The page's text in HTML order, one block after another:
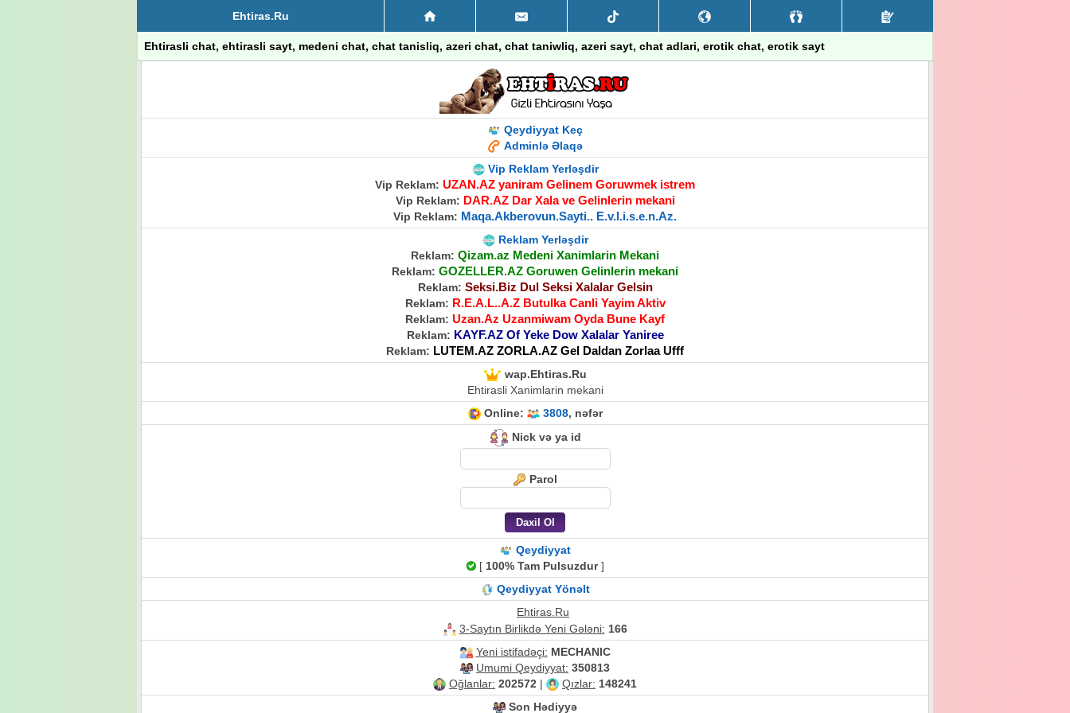
Ehtiras.Ru
Ehtirasli chat, ehtirasli sayt, medeni chat, chat tanisliq, azeri chat, chat taniwliq, azeri sayt, chat adlari, erotik chat, erotik sayt
Qeydiyyat Keç
Adminlə Əlaqə
Vip Reklam Yerləşdir
Vip Reklam: UZAN.AZ yaniram Gelinem Goruwmek istrem
Vip Reklam: DAR.AZ Dar Xala ve Gelinlerin mekani
Vip Reklam: Maqa.Akberovun.Sayti.. E.v.l.i.s.e.n.Az.
Reklam Yerləşdir
Reklam: Qizam.az Medeni Xanimlarin Mekani
Reklam: GOZELLER.AZ Goruwen Gelinlerin mekani
Reklam: Seksi.Biz Dul Seksi Xalalar Gelsin
Reklam: R.E.A.L..A.Z Butulka Canli Yayim Aktiv
Reklam: Uzan.Az Uzanmiwam Oyda Bune Kayf
Reklam: KAYF.AZ Of Yeke Dow Xalalar Yaniree
Reklam: LUTEM.AZ ZORLA.AZ Gel Daldan Zorlaa Ufff
wap.Ehtiras.Ru
Ehtirasli Xanimlarin mekani
Online:
3808, nəfər
Nick və ya id
Parol
Qeydiyyat
[ 100% Tam Pulsuzdur]
Qeydiyyat Yönəlt
Ehtiras.Ru
3-Saytın Birlikdə Yeni Gələni: 166
Yeni istifadəçi: MECHANIC
Umumi Qeydiyyat: 350813
Oğlanlar: 202572 | Qızlar: 148241
Son Hədiyyə